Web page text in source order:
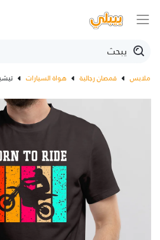
ملابس قمصان رجالية هواة السيارات تيشيرت